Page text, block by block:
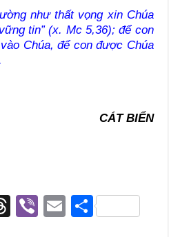
như thất vọng xin Chúa
tin” (x. Mc 5,36); để con
Chúa, để con được Chúa
CÁT BIỂN
T
Vi
E S